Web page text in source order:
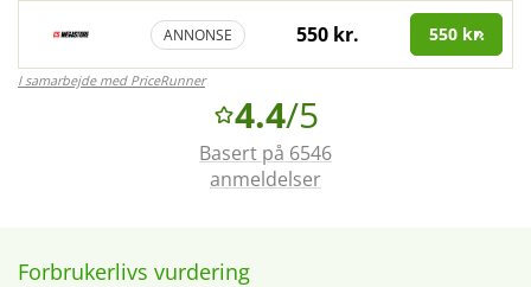
ANNONSE 550 kr. 550 kr.
I samarbejde med PriceRunner
4.4/5
Basert på 6546
anmeldelser
Forbrukerlivs vurdering